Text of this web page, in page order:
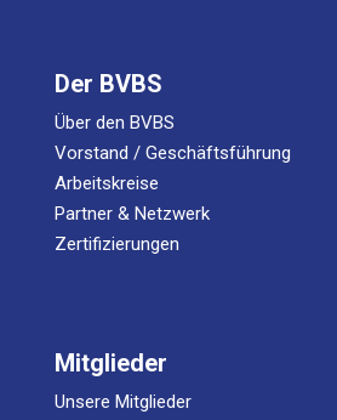
Der BVBS
Über den BVBS
Vorstand / Geschäftsführung
Arbeitskreise
Partner & Netzwerk
Zertifizierungen
Mitglieder
Unsere Mitglieder